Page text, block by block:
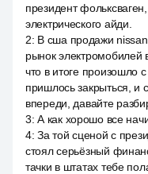
президент
электрического айди.
2: В сша продажи nissan
рынок электромобилей
что в итоге произошло
пришлось закрыться, и
впереди, давайте
3:А как хорошо все
4:За той сценой с
стоял серьёзный
тачки в штатах тебе